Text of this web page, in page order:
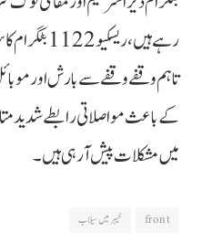
رہے ہیں،
تاہم وقفے وقفے سے بارش اور
کے باعث مواصلاتی رابطے شدید
میں مشکلات پیش آرہی ہیں۔
front خیبر میں سیلاب